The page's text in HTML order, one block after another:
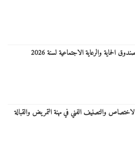
الحماية والرعاية الاجتماعية لسنة 2026
والتصنيف الفني في مهنة التمريض والقبالة